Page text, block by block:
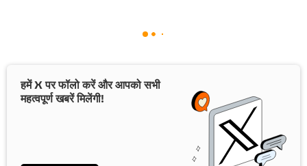
हमें X पर फॉलो करें और आपको सभी
महत्वपूर्ण खबरें मिलेंगी!